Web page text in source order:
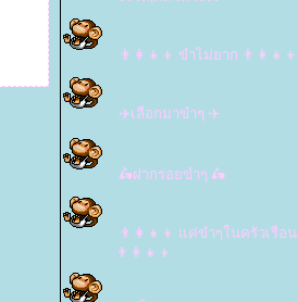
👨‍👩‍👧‍👦 ขำไม่ยาก 👨‍👩‍👧‍👦
✈️เลือกมาขำๆ ✈️
🛵ฝากรอยขำๆ 🛵
👨‍👩‍👧‍👦 แค่ขำๆในครัวเรือน
👨‍👩‍👧‍👦